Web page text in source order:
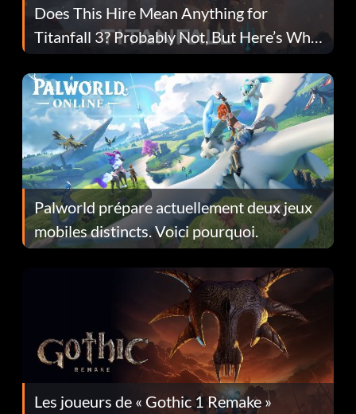
Does This Hire Mean Anything for
Titanfall 3? Probably Not, But Here’s Why
Fans Are Hopeful
Palworld prépare actuellement deux jeux
mobiles distincts. Voici pourquoi.
Les joueurs de « Gothic 1 Remake »